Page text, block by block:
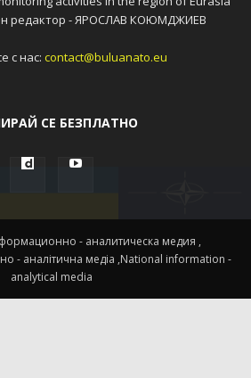
редактор - ЯРОСЛАВ КОЮМДЖИЕВ
с нас: contact@buluanato.eu
СЕ БЕЗПЛАТНО
- аналитическа медия ,
- аналітична медіа ,National information -
analytical media